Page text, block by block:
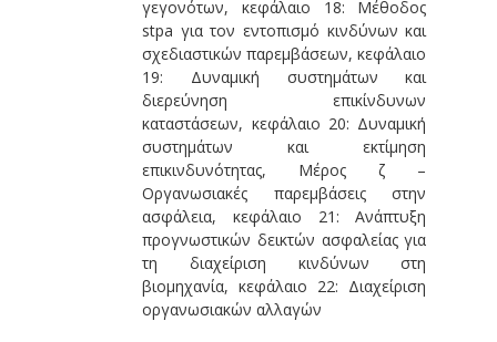
γεγονότων, κεφάλαιο 18: Μέθοδος
stpa για τον εντοπισμό κινδύνων και
σχεδιαστικών παρεμβάσεων, κεφάλαιο
19: Δυναμική συστημάτων και
διερεύνηση επικίνδυνων
καταστάσεων, κεφάλαιο 20: Δυναμική
συστημάτων και εκτίμηση
επικινδυνότητας, Μέρος ζ –
Οργανωσιακές παρεμβάσεις στην
ασφάλεια, κεφάλαιο 21: Ανάπτυξη
προγνωστικών δεικτών ασφαλείας για
τη διαχείριση κινδύνων στη
βιομηχανία, κεφάλαιο 22: Διαχείριση
οργανωσιακών αλλαγών